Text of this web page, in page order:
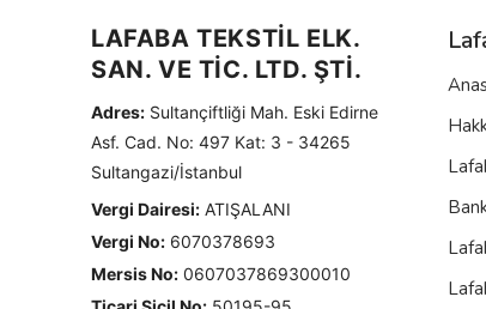
LAFABA TEKSTİL ELK.
SAN. VE TİC. LTD. ŞTİ.
Adres: Sultançiftliği Mah. Eski Edirne
Asf. Cad. No: 497 Kat: 3 - 34265
Sultangazi/İstanbul
Vergi Dairesi: ATIŞALANI
Vergi No: 6070378693
Mersis No: 0607037869300010